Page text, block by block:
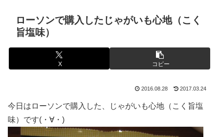
ローソンで購入したじゃがいも心地（こく
旨塩味）
X コピー
2016.08.28 2017.03.24
今日はローソンで購入した、じゃがいも心地（こく旨塩
味）です(・∀・)